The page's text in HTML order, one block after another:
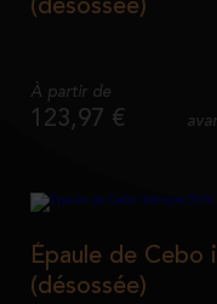
(désossée)
À partir de
123,97 €
Épaule de Cebo
(désossée)